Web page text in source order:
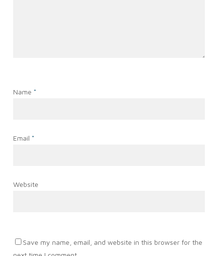
Name *
Email *
Website
Save my name, email, and website in this browser for the